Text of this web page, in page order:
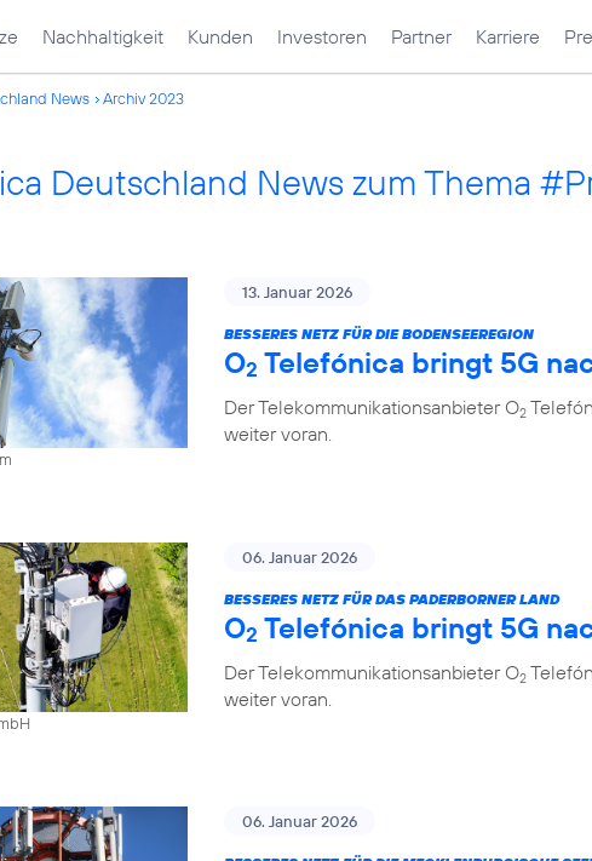
Nachhaltigkeit Kunden Investoren Partner Karriere
News Archiv 2023
Deutschland News zum Thema
13. Januar 2026
BESSERES NETZ FÜR DIE BODENSEEREGION
O2 Telefónica bringt 5G
Der Telekommunikationsanbieter O2
weiter voran.
06. Januar 2026
BESSERES NETZ FÜR DAS PADERBORNER LAND
O2 Telefónica bringt 5G
Der Telekommunikationsanbieter O2
weiter voran.
06. Januar 2026